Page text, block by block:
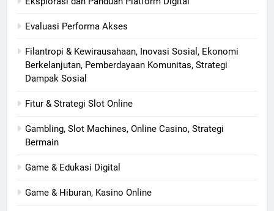
Evaluasi Performa Akses
Filantropi & Kewirausahaan, Inovasi Sosial, Ekonomi
Berkelanjutan, Pemberdayaan Komunitas, Strategi
Dampak Sosial
Fitur & Strategi Slot Online
Gambling, Slot Machines, Online Casino, Strategi
Bermain
Game & Edukasi Digital
Game & Hiburan, Kasino Online